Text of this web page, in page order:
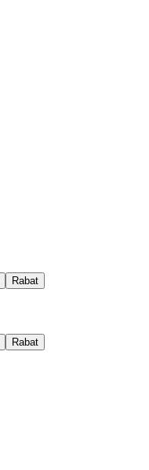
Rabat
Rabat